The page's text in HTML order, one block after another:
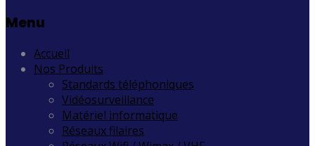
Menu
Accueil
Nos Produits
Standards téléphoniques
Vidéosurveillance
Matériel informatique
Réseaux filaires